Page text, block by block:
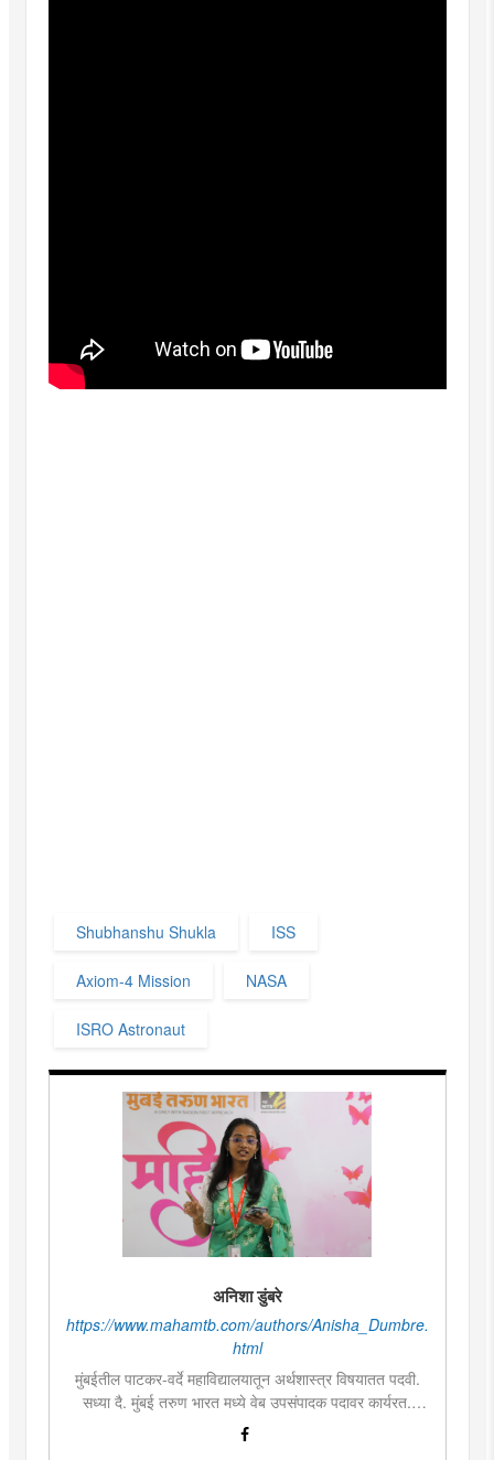
Shubhanshu Shukla ISS
Axiom-4 Mission NASA
ISRO Astronaut
अनिशा डुंबरे
https://www.mahamtb.com/authors/Anisha_Dumbre.
html
मुंबईतील पाटकर-वर्दे महाविद्यालयातून अर्थशास्त्र विषयातत पदवी.
सध्या दै. मुंबई तरुण भारत मध्ये वेब उपसंपादक पदावर कार्यरत.
लिखाण, वाचन आणि निवेदनाची विशेष आवड. मराठी साहित्य,
इतिहास, राजकारण, आणि मनोरंजन विषयांत रस. महाविद्यालयीन